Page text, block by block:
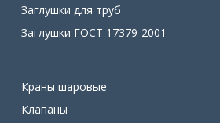
Заглушки для труб
Заглушки ГОСТ 17379-2001
Краны шаровые
Клапаны